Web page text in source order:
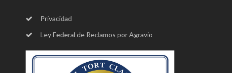
Privacidad
Ley Federal de Reclamos por Agravio